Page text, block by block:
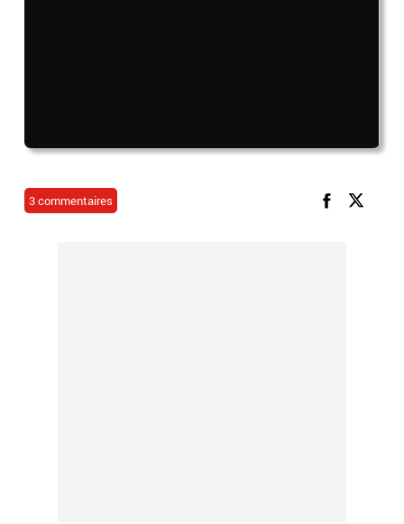
3 commentaires